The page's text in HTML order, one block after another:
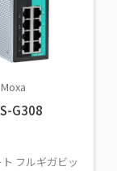
Moxa
G308
フルギガビッ